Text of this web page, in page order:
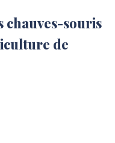
chauves-souris
de